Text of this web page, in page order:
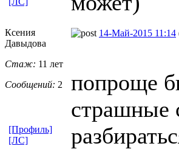
Ксения
Давыдова
Стаж: 11 лет
Сообщений: 2
14-Май-2015 11:14
попроще
страшные
[Профиль]
[ЛС]